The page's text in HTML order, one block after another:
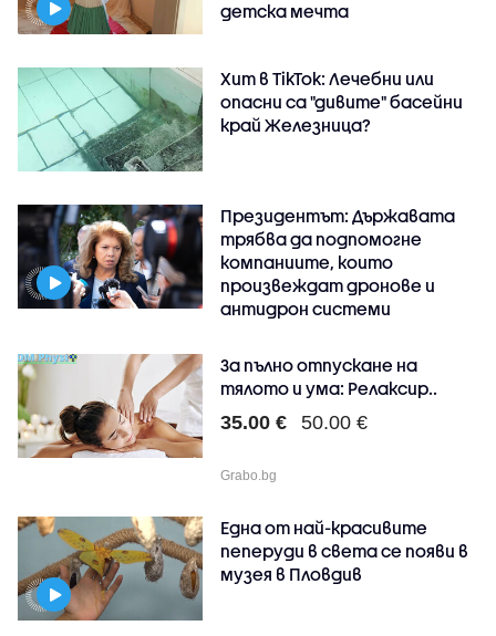
детска мечта
Хит в TikTok: Лечебни или
опасни са "дивите" басейни
край Железница?
Президентът: Държавата
трябва да подпомогне
компаниите, които
произвеждат дронове и
антидрон системи
За пълно отпускане на
тялото и ума: Релаксир..
35.00 € 50.00 €
Grabo.bg
Една от най-красивите
пеперуди в света се появи в
музея в Пловдив